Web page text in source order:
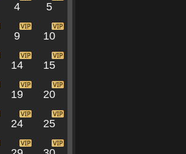
4 5
9 10
14 15
19 20
24 25